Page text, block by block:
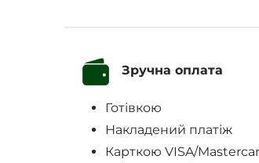
Зручна оплата
Готівкою
Накладений платіж
Карткою VISA/